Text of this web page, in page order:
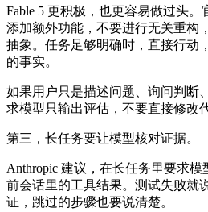
Fable 5 更积极，也更容易做过头
添加额外功能，不要进行无关重构
抽象。任务足够明确时，直接行动
的事实。
如果用户只是描述问题、询问判断
求模型只输出评估，不要直接修改
第三，长任务要让模型核对证据。
Anthropic 建议，在长任务里要求
前会话里的工具结果。测试失败就
证，跳过的步骤也要说清楚。